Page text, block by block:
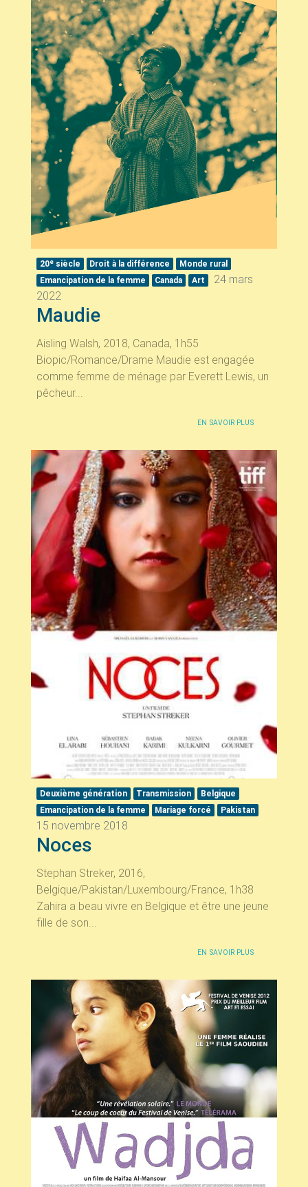
20esiècle Droit à la différence
Monde rural
Emancipation de la femme
Canada Art
24 mars
2022
Maudie
Aisling Walsh, 2018, Canada, 1h55
Biopic/Romance/Drame Maudie est engagée
comme femme de ménage par Everett Lewis, un
pêcheur...
EN SAVOIR PLUS
Deuxième génération Transmission
Belgique
Emancipation de la femme
Mariage forcé Pakistan
15 novembre 2018
Noces
Stephan Streker, 2016,
Belgique/Pakistan/Luxembourg/France, 1h38
Zahira a beau vivre en Belgique et être une jeune
fille de son...
EN SAVOIR PLUS